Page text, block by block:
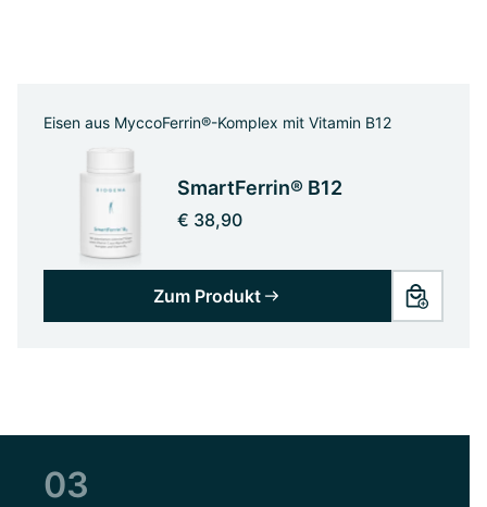
Eisen aus MyccoFerrin®-Komplex mit Vitamin B12
SmartFerrin® B12
€ 38,90
Zum Produkt
03